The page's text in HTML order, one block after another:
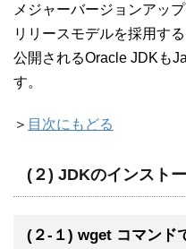
メジャーバージョンアッ
リリースモデルを採用す
公開されるOracle JDKも
す。
＞ 目次にもどる
(２) JDKのインスト
(２-１) wget コマンド